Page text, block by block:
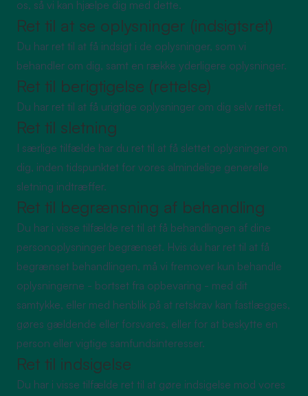
os, så vi kan hjælpe dig med dette.
Ret til at se oplysninger (indsigtsret)
Du har ret til at få indsigt i de oplysninger, som vi
behandler om dig, samt en række yderligere oplysninger.
Ret til berigtigelse (rettelse)
Du har ret til at få urigtige oplysninger om dig selv rettet.
Ret til sletning
I særlige tilfælde har du ret til at få slettet oplysninger om
dig, inden tidspunktet for vores almindelige generelle
sletning indtræffer.
Ret til begrænsning af behandling
Du har i visse tilfælde ret til at få behandlingen af dine
personoplysninger begrænset. Hvis du har ret til at få
begrænset behandlingen, må vi fremover kun behandle
oplysningerne - bortset fra opbevaring - med dit
samtykke, eller med henblik på at retskrav kan fastlægges,
gøres gældende eller forsvares, eller for at beskytte en
person eller vigtige samfundsinteresser.
Ret til indsigelse
Du har i visse tilfælde ret til at gøre indsigelse mod vores